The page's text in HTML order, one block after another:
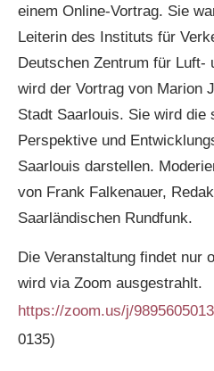
einem Online-Vortrag. Sie
Leiterin des Instituts für
Deutschen Zentrum für Luft-
wird der Vortrag von Marion
Stadt Saarlouis. Sie wird die
Perspektive und
Saarlouis darstellen.
von Frank Falkenauer,
Saarländischen Rundfunk.
Die Veranstaltung findet nur
wird via Zoom
https://zoom.us/j/
0135)